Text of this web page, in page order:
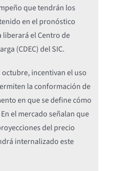
que tendrán los
en el pronóstico
el Centro de
(CDEC) del SIC.
incentivan el uso
la conformación de
en que se define cómo
el mercado señalan que
del precio
internalizado este